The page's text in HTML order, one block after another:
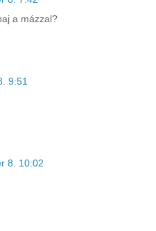
a mázzal?
9:51
8. 10:02